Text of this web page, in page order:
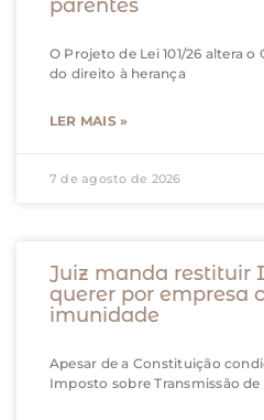
parentes
O Projeto de Lei 101/26 altera
do direito à herança
LER MAIS »
7 de agosto de 2026
Juiz manda restituir
querer por empresa
imunidade
Apesar de a Constituição
Imposto sobre Transmissão de